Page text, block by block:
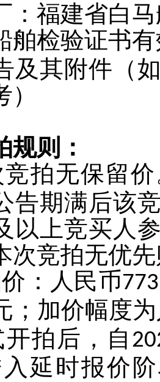
：福建省白
舶检验证书
及其附件（
规则：
竞拍无保留
告期满后该
以上竞买人
次竞拍无优
：人民币
；加价幅度
拍后，自
延时报价